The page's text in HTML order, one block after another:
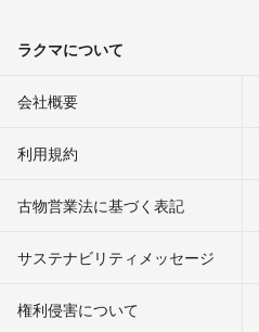
ラクマについて
会社概要
利用規約
古物営業法に基づく表記
サステナビリティメッセージ
権利侵害について